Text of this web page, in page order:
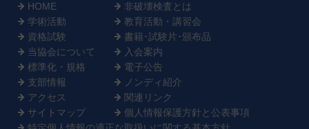
HOME
非破壊検査とは
学術活動
教育活動・講習会
資格試験
書籍･試験片･頒布品
当協会について
入会案内
標準化・規格
電子公告
支部情報
ノンディ紹介
アクセス
関連リンク
サイトマップ
個人情報保護方針と公表事項